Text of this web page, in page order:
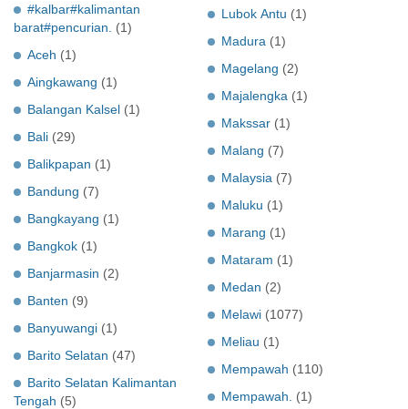
#kalbar#kalimantan
barat#pencurian.
(1)
Aceh (1)
Aingkawang (1)
Balangan Kalsel (1)
Bali (29)
Balikpapan (1)
Bandung (7)
Bangkayang (1)
Bangkok (1)
Banjarmasin (2)
Banten (9)
Banyuwangi (1)
Barito Selatan (47)
Barito Selatan Kalimantan
Tengah (5)
Lubok Antu (1)
Madura (1)
Magelang (2)
Majalengka (1)
Makssar (1)
Malang (7)
Malaysia (7)
Maluku (1)
Marang (1)
Mataram (1)
Medan (2)
Melawi (1077)
Meliau (1)
Mempawah (110)
Mempawah.
(1)